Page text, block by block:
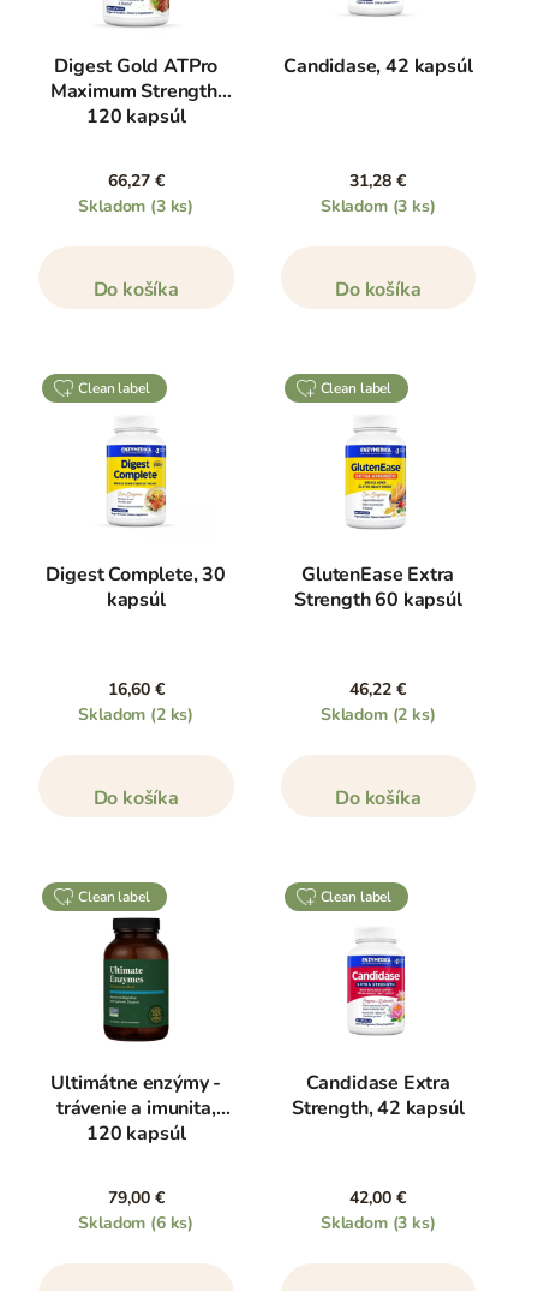
Digest Gold ATPro
Maximum Strength,
120 kapsúl
66,27 €
Skladom (3 ks)
Do košíka
Candidase, 42 kapsúl
31,28 €
Skladom (3 ks)
Do košíka
clean label
Digest Complete, 30
kapsúl
16,60 €
Skladom (2 ks)
Do košíka
clean label
GlutenEase Extra
Strength 60 kapsúl
46,22 €
Skladom (2 ks)
Do košíka
clean label
Ultimátne enzýmy -
trávenie a imunita,
120 kapsúl
79,00 €
Skladom (6 ks)
clean label
Candidase Extra
Strength, 42 kapsúl
42,00 €
Skladom (3 ks)